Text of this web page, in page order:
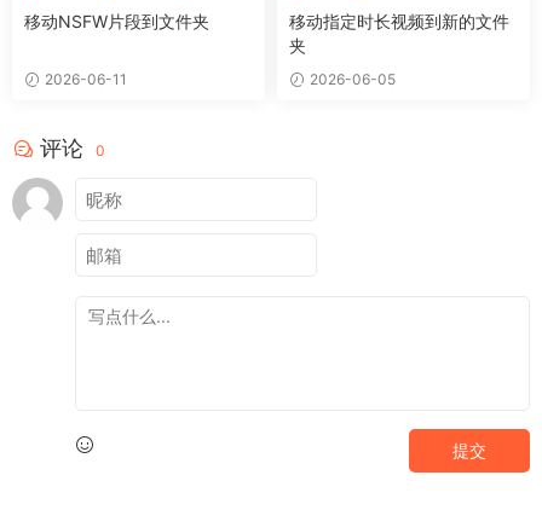
移动NSFW片段到文件夹
2026-06-11
移动指定时长视频到新的文件
夹
2026-06-05
评论 0
提交